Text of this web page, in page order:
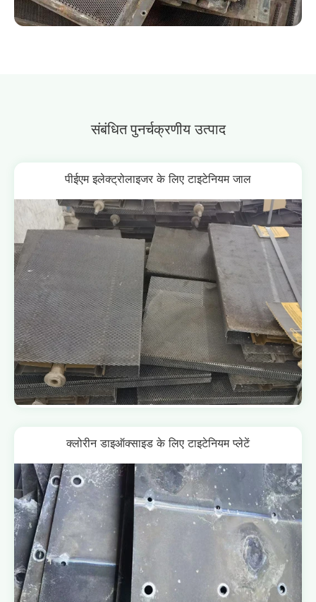
संबंधितपुनर्चक्रणीय उत्पाद
पीईएम इलेक्ट्रोलाइजर के लिए टाइटेनियम जाल
क्लोरीन डाइऑक्साइड के लिए टाइटेनियम प्लेटें